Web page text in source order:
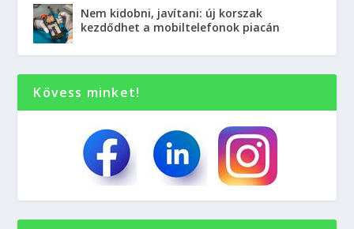
Nem kidobni, javítani: új korszak
kezdődhet a mobiltelefonok piacán
Kövess minket!